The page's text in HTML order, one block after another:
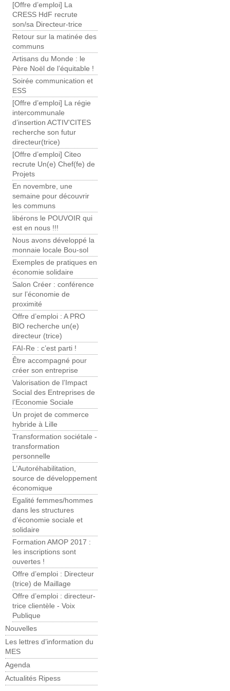
[Offre d’emploi] La
CRESS HdF recrute
son/sa Directeur-trice
Retour sur la matinée des
communs
Artisans du Monde : le
Père Noël de l’équitable !
Soirée communication et
ESS
[Offre d’emploi] La régie
intercommunale
d’insertion ACTIV’CITES
recherche son futur
directeur(trice)
[Offre d’emploi] Citeo
recrute Un(e) Chef(fe) de
Projets
En novembre, une
semaine pour découvrir
les communs
libérons le POUVOIR qui
est en nous !!!
Nous avons développé la
monnaie locale Bou-sol
Exemples de pratiques en
économie solidaire
Salon Créer : conférence
sur l’économie de
proximité
Offre d’emploi : A PRO
BIO recherche un(e)
directeur (trice)
FAI-Re : c’est parti !
Être accompagné pour
créer son entreprise
Valorisation de l’Impact
Social des Entreprises de
l’Economie Sociale
Un projet de commerce
hybride à Lille
Transformation sociétale -
transformation
personnelle
L’Autoréhabilitation,
source de développement
économique
Egalité femmes/hommes
dans les structures
d’économie sociale et
solidaire
Formation AMOP 2017 :
les inscriptions sont
ouvertes !
Offre d’emploi : Directeur
(trice) de Maillage
Offre d’emploi : directeur-
trice clientèle - Voix
Publique
Nouvelles
Les lettres d’information du
MES
Agenda
Actualités Ripess